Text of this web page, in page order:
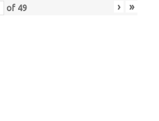
of 49 › »